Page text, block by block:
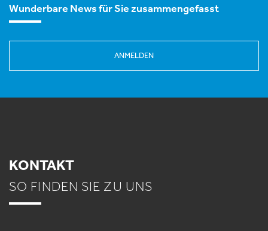
Wunderbare News für Sie zusammengefasst
ANMELDEN
KONTAKT
SO FINDEN SIE ZU UNS